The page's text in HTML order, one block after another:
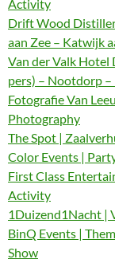
Activity
Drift Wood
aan Zee – Katwijk
Van der Valk Hotel
pers) – Nootdorp –
Fotografie Van
Photography
The Spot |
Color Events |
First Class
Activity
1Duizend1Nacht |
BinQ Events |
Show